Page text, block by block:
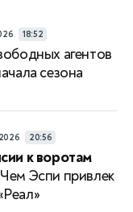
18:52
агентов
сезона
20:56
к воротам
Чем Эспи привлек